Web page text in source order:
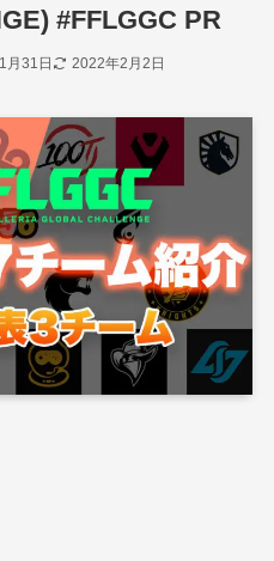
#FFLGGC PR
月31日 2022年2月2日